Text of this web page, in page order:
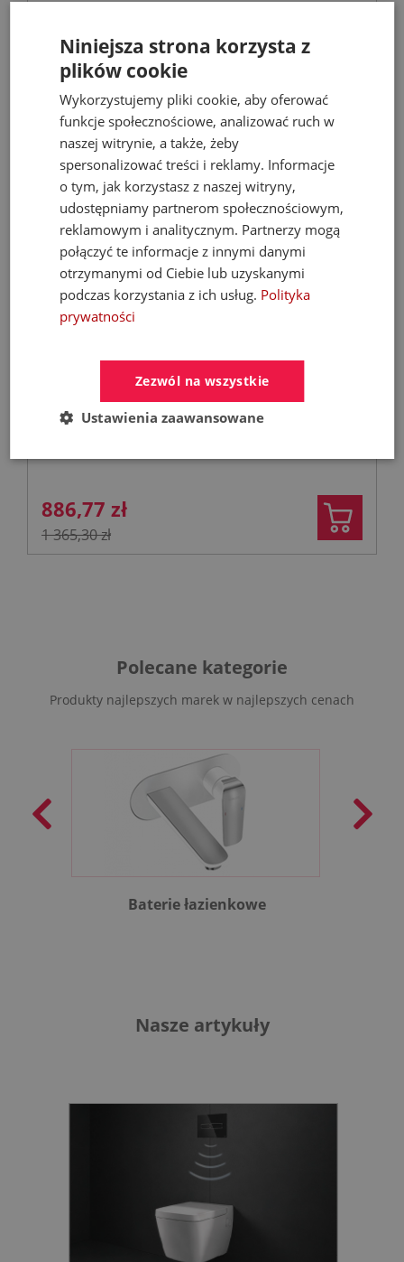
9 899,00 zł
21 068,67 zł
KFA DUERO PURE STYLE pull-out bateria
kuchenna stojąca z filtrem HYDRO+ gun
metal grey
886,77 zł
1 365,30 zł
- 35%
Polecane kategorie
Produkty najlepszych marek w najlepszych cenach
Baterie łazienkowe
Nasze artykuły
Niniejsza strona korzysta z
plików cookie
Wykorzystujemy pliki cookie, aby oferować
funkcje społecznościowe, analizować ruch w
naszej witrynie, a także, żeby
spersonalizować treści i reklamy. Informacje
o tym, jak korzystasz z naszej witryny,
udostępniamy partnerom społecznościowym,
reklamowym i analitycznym. Partnerzy mogą
połączyć te informacje z innymi danymi
otrzymanymi od Ciebie lub uzyskanymi
podczas korzystania z ich usług. Polityka
prywatności
Zezwól na wszystkie
Ustawienia zaawansowane